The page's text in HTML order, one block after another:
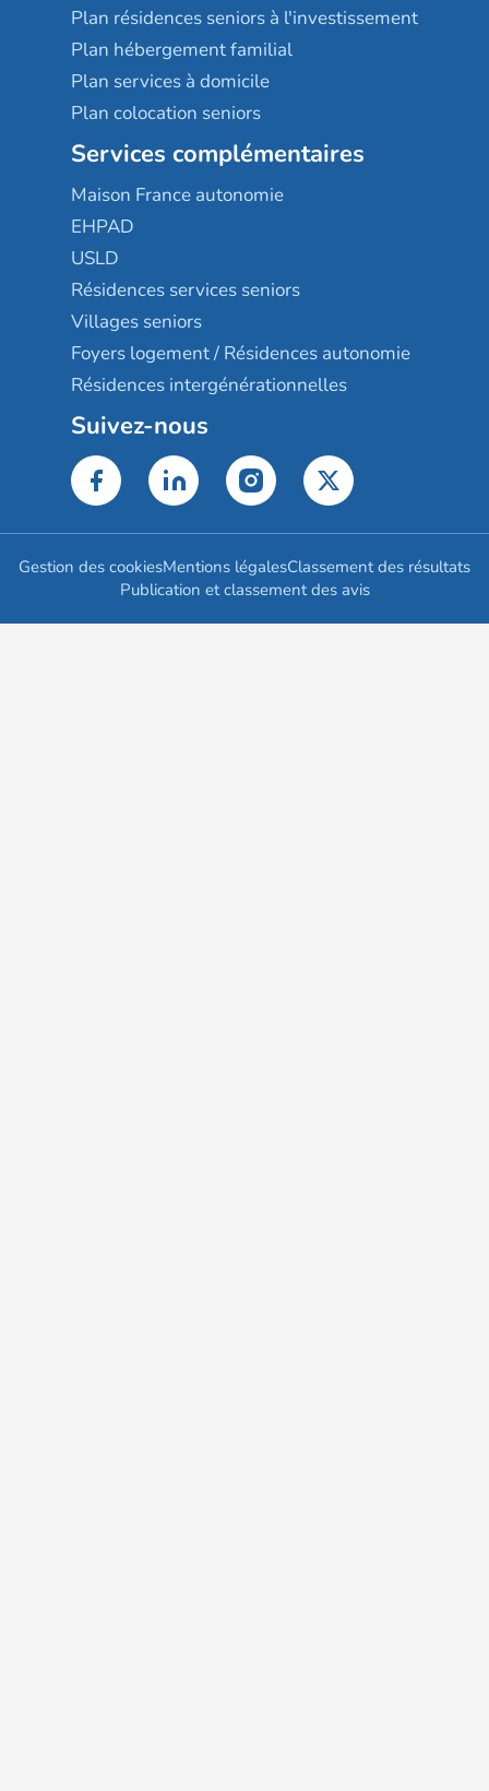
Plan résidences seniors à l'investissement
Plan hébergement familial
Plan services à domicile
Plan colocation seniors
Services complémentaires
Maison France autonomie
EHPAD
USLD
Résidences services seniors
Villages seniors
Foyers logement / Résidences autonomie
Résidences intergénérationnelles
Suivez-nous
Gestion des cookiesMentions légalesClassement des résultats
Publication et classement des avis